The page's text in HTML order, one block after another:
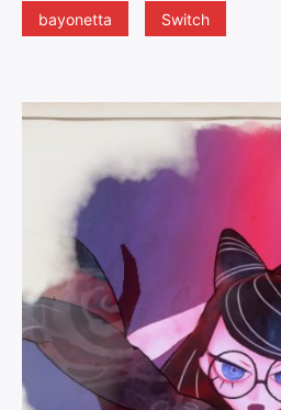
bayonetta Switch